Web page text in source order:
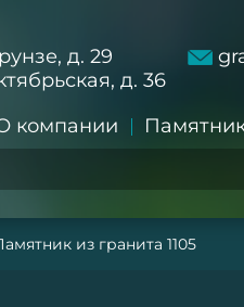
д. 29
д. 36
компании
из гранита 1105